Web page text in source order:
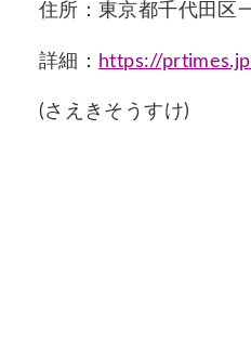
住所：東京都千代田区
詳細： https://
(さえきそうすけ)